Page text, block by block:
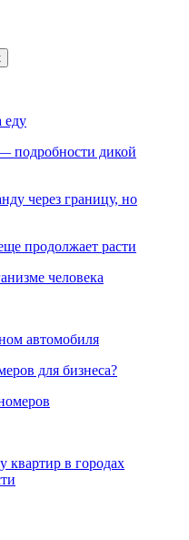
еду
подробности дикой
через границу, но
продолжает расти
человека
автомобиля
для бизнеса?
квартир в городах